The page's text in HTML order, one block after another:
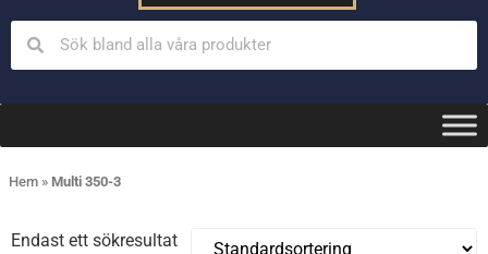
Hem » Multi 350-3
Endast ett sökresultat